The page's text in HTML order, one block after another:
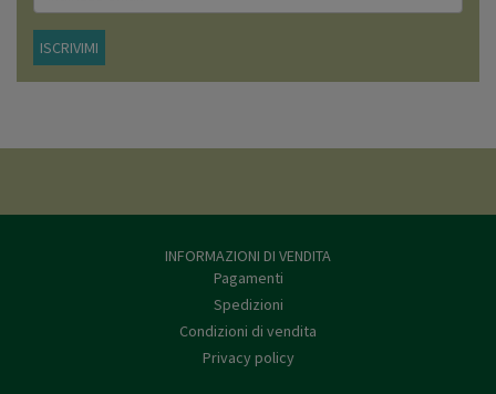
ISCRIVIMI
INFORMAZIONI DI VENDITA
Pagamenti
Spedizioni
Condizioni di vendita
Privacy policy